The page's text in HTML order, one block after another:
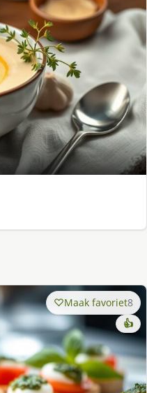
Maak favoriet8
👍